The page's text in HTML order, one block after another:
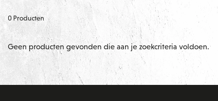
0 Producten
Geen producten gevonden die aan je zoekcriteria voldoen.